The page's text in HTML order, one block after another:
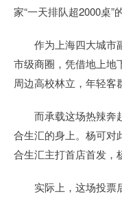
家“一天排队超2000桌”
作为上海四大城市
市级商圈，凭借地上地
周边高校林立，年轻客
而承载这场热辣奔
合生汇的身上。杨可对
合生汇主打首店首发，
实际上，这场投票后